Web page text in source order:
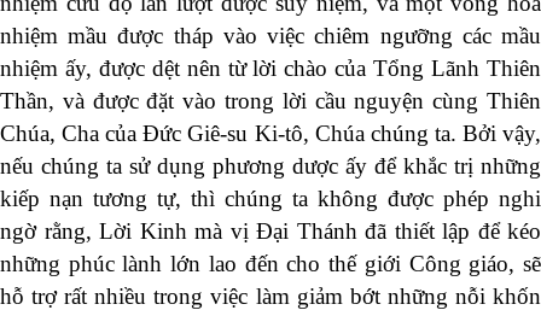
nhiệm mầu được tháp vào việc chiêm ngưỡng các mầu
nhiệm ấy, được dệt nên từ lời chào của Tổng Lãnh Thiên
Thần, và được đặt vào trong lời cầu nguyện cùng Thiên
Chúa, Cha của Đức Giê-su Ki-tô, Chúa chúng ta. Bởi vậy,
nếu chúng ta sử dụng phương dược ấy để khắc trị những
kiếp nạn tương tự, thì chúng ta không được phép nghi
ngờ rằng, Lời Kinh mà vị Đại Thánh đã thiết lập để kéo
những phúc lành lớn lao đến cho thế giới Công giáo, sẽ
hỗ trợ rất nhiều trong việc làm giảm bớt những nỗi khốn